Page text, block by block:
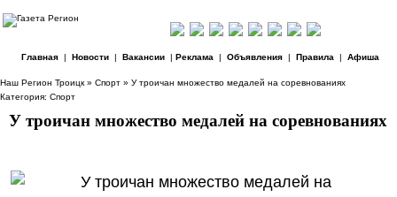
Главная| Новости| Вакансии| Реклама | Объявления| Правила | Афиша
Наш Регион Троицк » Спорт » У троичан множество медалей на соревнованиях
Категория: Спорт
У троичан множество медалей на соревнованиях